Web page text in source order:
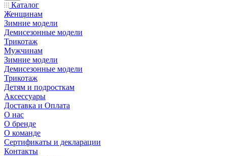
Каталог
Женщинам
Зимние модели
Демисезонные модели
Трикотаж
Мужчинам
Зимние модели
Демисезонные модели
Трикотаж
Детям и подросткам
Аксессуары
Доставка и Оплата
О нас
О бренде
О команде
Сертификаты и декларации
Контакты